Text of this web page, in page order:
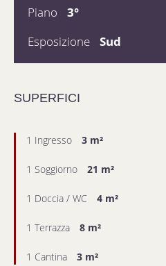
Piano
3°
Esposizione
Sud
SUPERFICI
1 Ingresso 3 m²
1 Soggiorno 21 m²
1 Doccia / WC 4 m²
1 Terrazza 8 m²
1 Cantina 3 m²